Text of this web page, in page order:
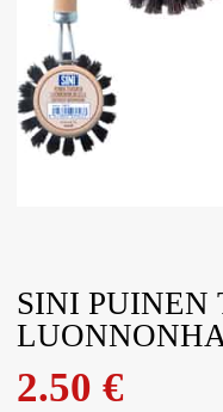
SINI PUINEN
2.50€